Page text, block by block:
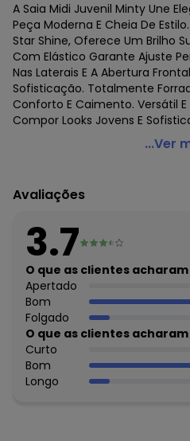
A Saia Midi Juvenil Minty Une
Peça Moderna E Cheia De
Star Shine, Oferece Um Brilho
Com Elástico Garante Ajuste
Nas Laterais E A Abertura
Sofisticação. Totalmente
Conforto E Caimento. Versátil E
Compor Looks Jovens E
Minty - Saia Midi Juvenil Preto
Fornecedor: ROVITEX IND E
79.233.672/0010-98
Cuidados para conservação do
Não usar alvejante.
Não usar secadora.
Secar na sombra.
Não passar.
Não lavar a seco.
Tecido: Malha Star Shine
Composição: Corpo 96%
Viscose 4% Elastano
Histórico de preços
...Ver
Avaliações
3.7
O que as clientes
Apertado
Bom
Folgado
O que as clientes
Curto
Bom
Longo